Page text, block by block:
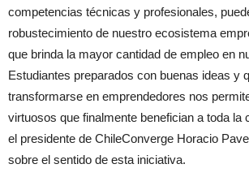
competencias técnicas y profesionales,
robustecimiento de nuestro ecosistema
que brinda la mayor cantidad de empleo en
Estudiantes preparados con buenas ideas y
transformarse en emprendedores nos
virtuosos que finalmente benefician a toda la
el presidente de ChileConverge Horacio
sobre el sentido de esta iniciativa.